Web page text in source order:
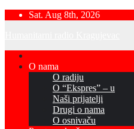
Skip
Sat. Aug 8th, 2026
O nama
O radiju
O “Ekspres” – u
Naši prijatelji
Drugi o nama
O osnivaču